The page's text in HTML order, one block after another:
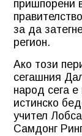
пришпорени
за да
регион.
Ако този
сегашния
народ сега
истинско
учител
Самдонг